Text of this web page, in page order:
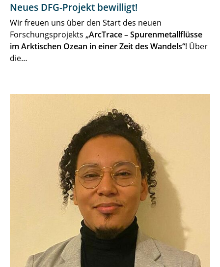
Neues DFG-Projekt bewilligt!
Wir freuen uns über den Start des neuen
Forschungsprojekts „ArcTrace – Spurenmetallflüsse
im Arktischen Ozean in einer Zeit des Wandels“! Über
die…